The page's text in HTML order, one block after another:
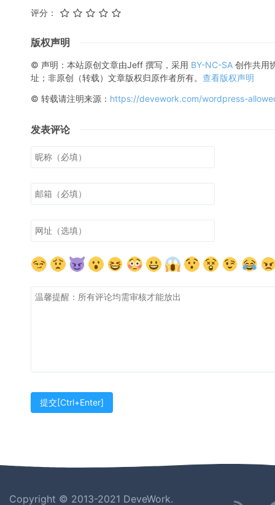
评分：
版权声明
© 声明：本站原创文章由Jeff 撰写，采用 BY-NC-SA 创作共用
址；非原创（转载）文章版权归原作者所有。 查看版权声明
© 转载请注明来源： https://devework.com/wordpress-
发表评论
Copyright © 2013-2021 DeveWork.